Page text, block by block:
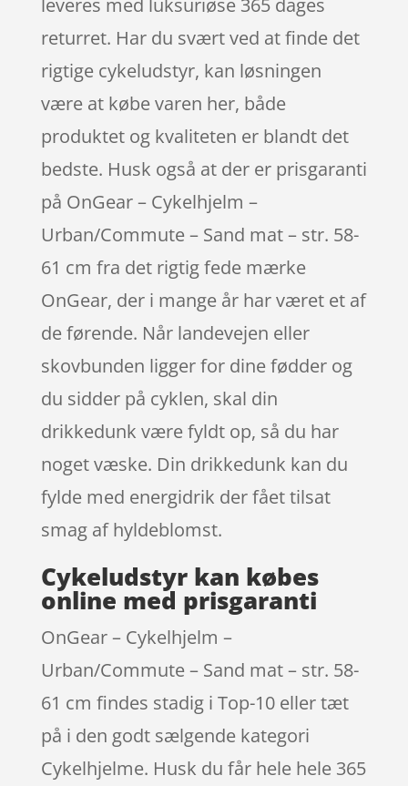
returret. Har du svært ved at finde det
rigtige cykeludstyr, kan løsningen
være at købe varen her, både
produktet og kvaliteten er blandt det
bedste. Husk også at der er prisgaranti
på OnGear – Cykelhjelm –
Urban/Commute – Sand mat – str. 58-
61 cm fra det rigtig fede mærke
OnGear, der i mange år har været et af
de førende. Når landevejen eller
skovbunden ligger for dine fødder og
du sidder på cyklen, skal din
drikkedunk være fyldt op, så du har
noget væske. Din drikkedunk kan du
fylde med energidrik der fået tilsat
smag af hyldeblomst.
Cykeludstyr kan købes
online med prisgaranti
OnGear – Cykelhjelm –
Urban/Commute – Sand mat – str. 58-
61 cm findes stadig i Top-10 eller tæt
på i den godt sælgende kategori
Cykelhjelme. Husk du får hele hele 365